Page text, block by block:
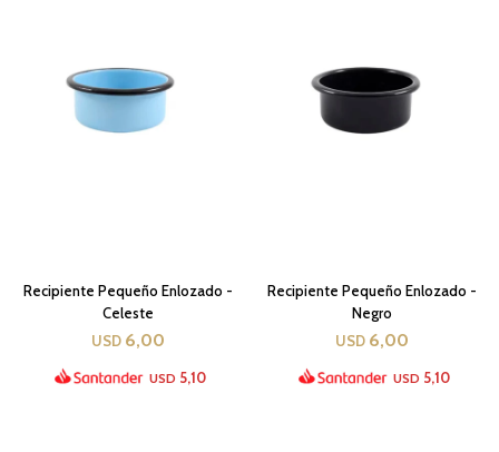
Recipiente Pequeño Enlozado -
Celeste
USD 6,00
USD 5,10
Recipiente Pequeño Enlozado -
Negro
USD 6,00
USD 5,10